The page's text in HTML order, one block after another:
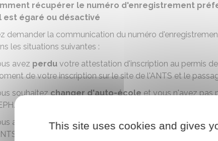
récupérer le numéro d'enregistrement
est égaré ou désactivé
demander la communication du numéro
les situations suivantes :
avez perdu votre attestation d'inscription au permis
de votre inscription sur le site de l'ANTS et le
souhaitezchanger d'auto-écoleet vous n'avez pas
avez
dépassé un délai de plus de 5 ansentre votre
et le passage du code. En effet le NEPH dont vous
This site uses cookies and gives